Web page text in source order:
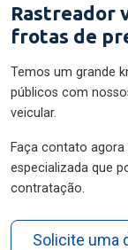
Rastreador
frotas de
Temos um grande
públicos com
veicular.
Faça contato
especializada que
contratação.
Solicite uma